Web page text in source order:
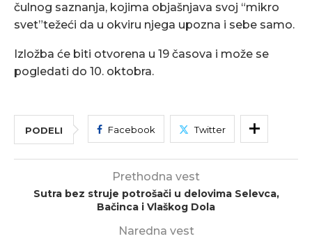
čulnog saznanja, kojima objašnjava svoj “mikro
svet”težeći da u okviru njega upozna i sebe samo.
Izložba će biti otvorena u 19 časova i može se
pogledati do 10. oktobra.
PODELI Facebook Twitter
Prethodna vest
Sutra bez struje potrošači u delovima Selevca,
Bačinca i Vlaškog Dola
Naredna vest